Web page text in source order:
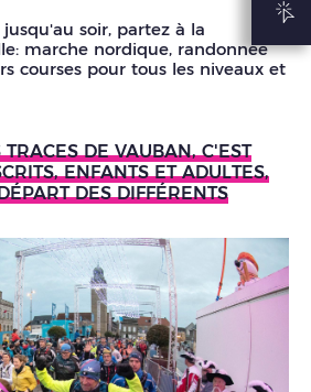
soir, partez à la
marche nordique, randonnée
courses pour tous les niveaux et
DE VAUBAN, C'EST
ENFANTS ET ADULTES,
DES DIFFÉRENTS